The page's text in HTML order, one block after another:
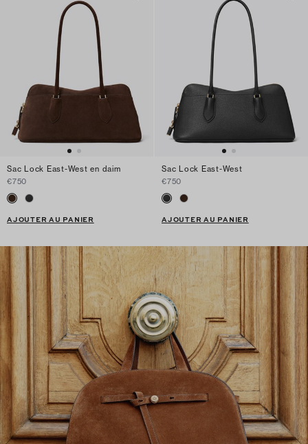
Sac Lock East-West en daim
€750
AJOUTER AU PANIER
Sac Lock East-West
€750
AJOUTER AU PANIER